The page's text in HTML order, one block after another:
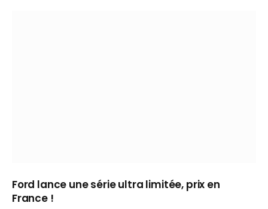
Ford lance une série ultra limitée, prix en
France !